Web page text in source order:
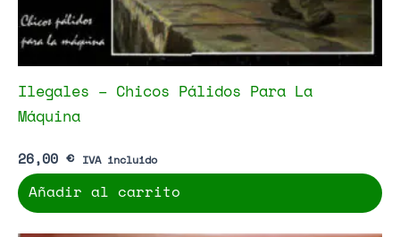
Ilegales – Chicos Pálidos Para La
Máquina
26,00 € IVA incluido
Añadir al carrito